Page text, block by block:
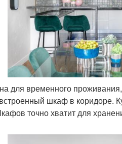
для временного
шкаф в коридоре.
точно хватит для